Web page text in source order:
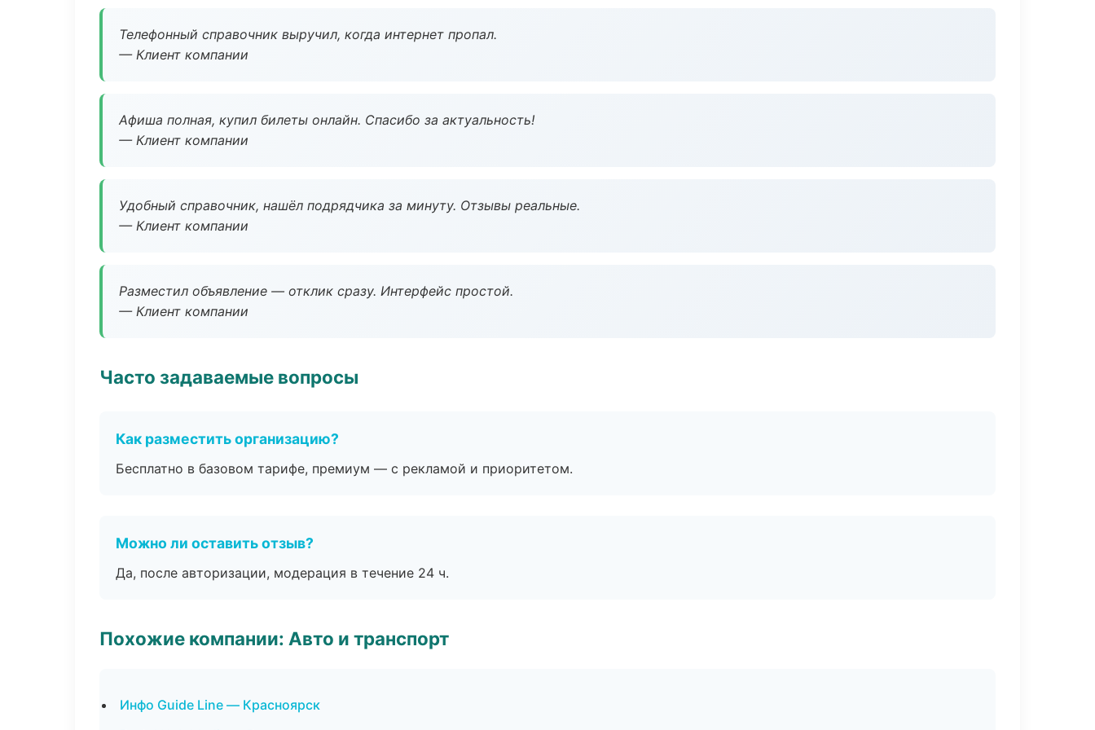
Телефонный справочник выручил, когда интернет пропал.
— Клиент компании
Афиша полная, купил билеты онлайн. Спасибо за актуальность!
— Клиент компании
Удобный справочник, нашёл подрядчика за минуту. Отзывы реальные.
— Клиент компании
Разместил объявление — отклик сразу. Интерфейс простой.
— Клиент компании
Часто задаваемые вопросы
Как разместить организацию?
Бесплатно в базовом тарифе, премиум — с рекламой и приоритетом.
Можно ли оставить отзыв?
Да, после авторизации, модерация в течение 24 ч.
Похожие компании: Авто и транспорт
Инфо Guide Line — Красноярск